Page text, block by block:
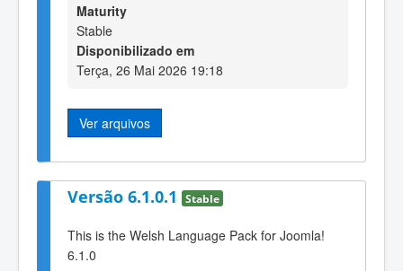
Maturity
Stable
Disponibilizado em
Terça, 26 Mai 2026 19:18
Ver arquivos
Versão 6.1.0.1 Stable
This is the Welsh Language Pack for Joomla!
6.1.0